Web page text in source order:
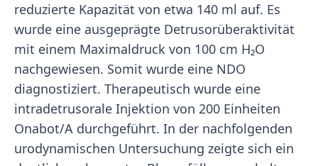
reduzierte Kapazität von etwa 140 ml auf. Es
wurde eine ausgeprägte Detrusorüberaktivität
mit einem Maximaldruck von 100 cm H₂O
nachgewiesen. Somit wurde eine NDO
diagnostiziert. Therapeutisch wurde eine
intradetrusorale Injektion von 200 Einheiten
Onabot/A durchgeführt. In der nachfolgenden
urodynamischen Untersuchung zeigte sich ein